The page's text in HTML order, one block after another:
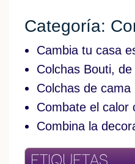
Categoría:
Cambia tu casa
Colchas Bouti,
Colchas de
Combate el calor
Combina la
ETIQUETAS